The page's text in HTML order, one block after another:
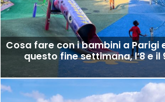
Cosa fare con i bambini a Parigi
questo fine settimana, l’8 e